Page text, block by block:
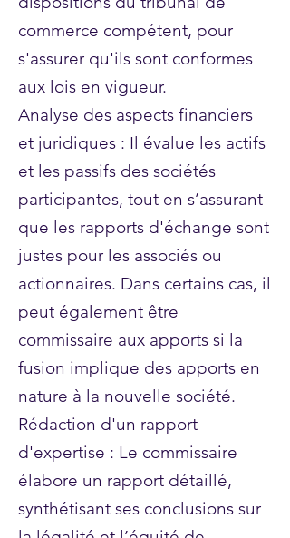
commerce compétent, pour
s'assurer qu'ils sont conformes
aux lois en vigueur.
Analyse des aspects financiers
et juridiques : Il évalue les actifs
et les passifs des sociétés
participantes, tout en s’assurant
que les rapports d'échange sont
justes pour les associés ou
actionnaires. Dans certains cas, il
peut également être
commissaire aux apports si la
fusion implique des apports en
nature à la nouvelle société.
Rédaction d'un rapport
d'expertise : Le commissaire
élabore un rapport détaillé,
synthétisant ses conclusions sur